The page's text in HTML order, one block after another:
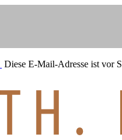
Diese E-Mail-Adresse ist vor